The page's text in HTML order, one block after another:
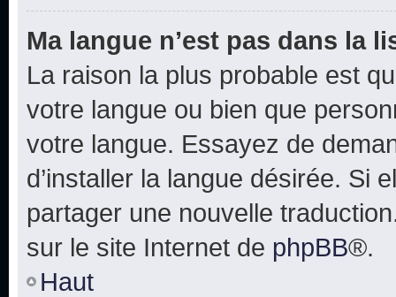
Ma langue n’est pas dans la
La raison la plus probable est
votre langue ou bien que
votre langue. Essayez de
d’installer la langue désirée. Si
partager une nouvelle
sur le site Internet de phpBB®.
Haut